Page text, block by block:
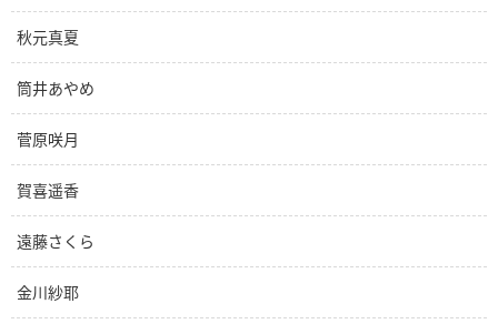
秋元真夏
筒井あやめ
菅原咲月
賀喜遥香
遠藤さくら
金川紗耶